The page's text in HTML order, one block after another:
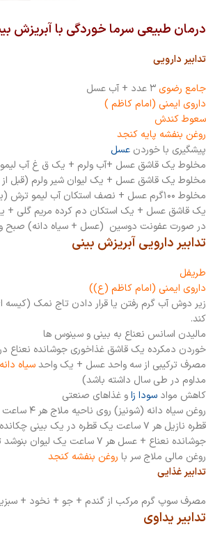
درمان طبیعی سرما خوردگی با آبریزش
تدابیر دارویی
جامع رضوی
داروی ایمنی (امام کاظم )
سعوط کندش
روغن بنفشه پایه کنجد
پیشگیری با خوردن عسل
مخلوط یک قاشق عسل +آب ولرم + یک ق غ آب لیمو
مخلوط یک قاشق عسل + یک لیوان شیر ولرم (قبل از
مخلوط ۱۰۰گرم عسل + نصف استکان آب لیمو ترش (یک ق غ قبل از هر + وعده غذا)
یک قاشق عسل + یک استکان دم کرده مریم گلی +
در صورت عفونت دوسین (عسل + سیاه دانه) صبح و شب و یا
تدابیر دارویی آبریزش بینی
طریفل
داروی ایمنی (امام کاظم (ع))
زیر دوش آب گرم رفتن یا قرار دادن تاج نمک (کیسه
کند.
مالیدن اسانس نعناع به بینی و سینوس ها
خوردن دمکرده یک قاشق غذاخوری جوشانده
مصرف ترکیبی از سه واحد عسل + یک واحدسیاه دانه
مداوم در طی سال داشته باشد)
کاهش مواد سودا زاو غذاهای صنعتی
روغن سیاه دانه (شونیز) روی ناحیه ملاج هر ۴ ساعت ۵ قطره مالیده شود تا ۲۴ ساعت .
قطره نازیل هر ۷ ساعت یک قطره در یک بینی چکانده شود تا ۷۲ ساعت.
جوشانده نعناع + عسل هر ۷ ساعت یک لیوان بنوشد تا ۷۲ ساعت.
روغن مالی ملاج سر با روغن بنفشه کنجد
تدابیر غذایی
مصرف سوپ گرم مرکب از گندم + جو + نخود +
تدابیر یداوی